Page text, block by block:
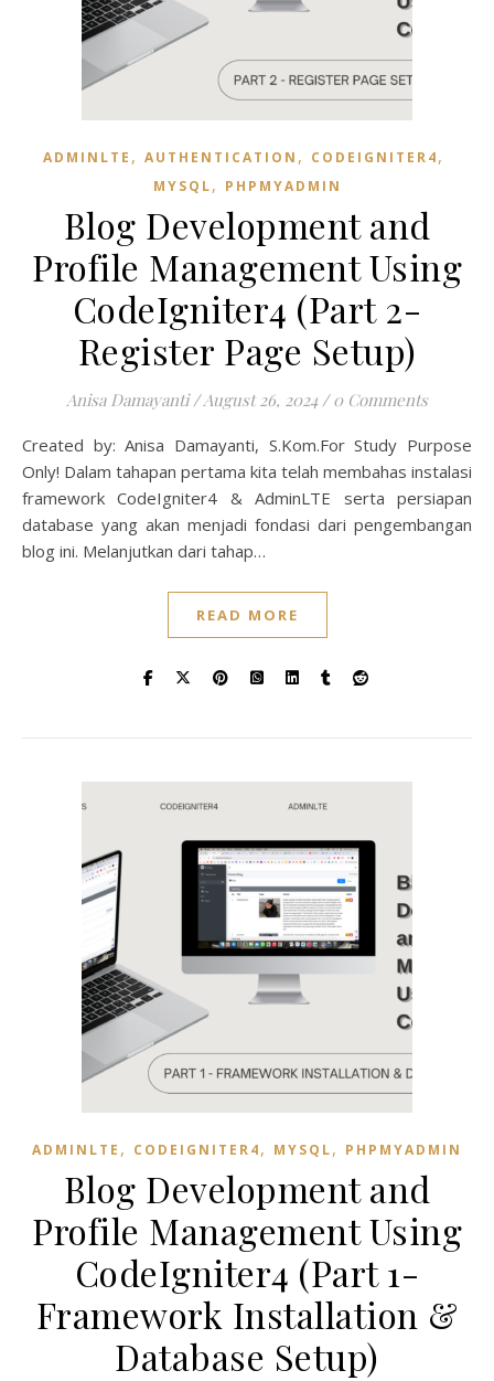
ADMINLTE , AUTHENTICATION , CODEIGNITER4,
MYSQL, PHPMYADMIN
Blog Development and
Profile Management Using
CodeIgniter4 (Part 2-
Register Page Setup)
Anisa Damayanti /August 26, 2024 / 0 Comments
Created by: Anisa Damayanti, S.Kom.For Study Purpose
Only! Dalam tahapan pertama kita telah membahas instalasi
framework CodeIgniter4 & AdminLTE serta persiapan
database yang akan menjadi fondasi dari pengembangan
blog ini. Melanjutkan dari tahap…
READ MORE
ADMINLTE , CODEIGNITER4, MYSQL, PHPMYADMIN
Blog Development and
Profile Management Using
CodeIgniter4 (Part 1-
Framework Installation &
Database Setup)